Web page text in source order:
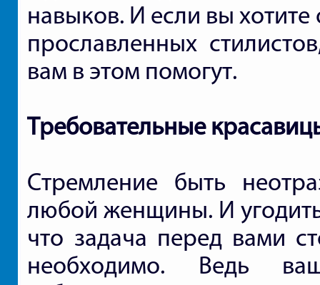
навыков. И если вы хотите
прославленных
вам в этом помогут.
Требовательные
Стремление быть
любой женщины. И
что задача перед вами
необходимо. Ведь